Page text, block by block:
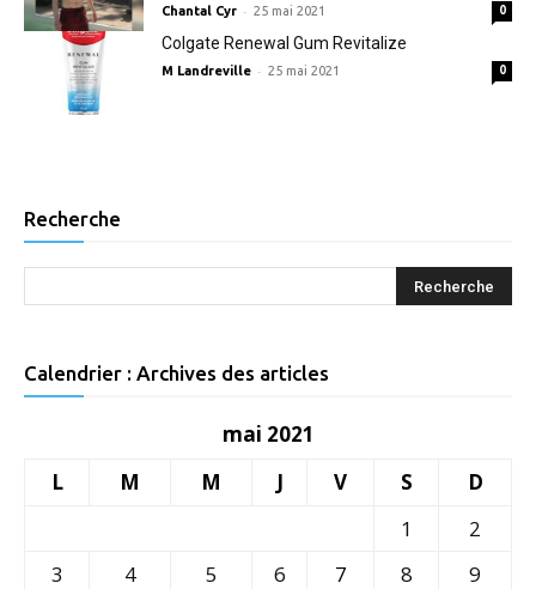
Chantal Cyr - 25 mai 2021 0
Colgate Renewal Gum Revitalize
M Landreville - 25 mai 2021 0
Recherche
Calendrier : Archives des articles
mai 2021
L
M M J V S
D
1
2
3
4 5 6 7 8
9